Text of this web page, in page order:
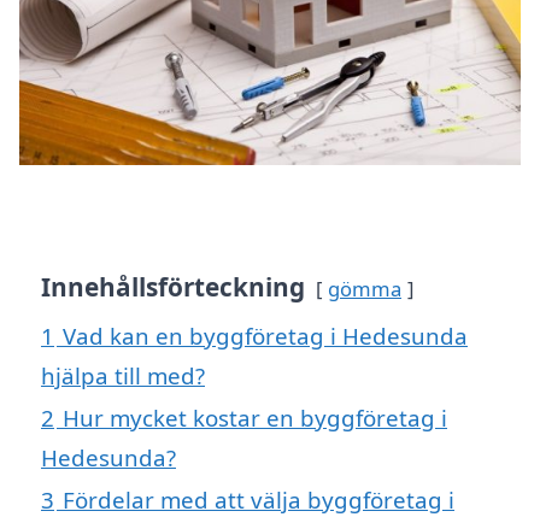
Innehållsförteckning gömma
1 Vad kan en byggföretag i Hedesunda
hjälpa till med?
2 Hur mycket kostar en byggföretag i
Hedesunda?
3 Fördelar med att välja byggföretag i